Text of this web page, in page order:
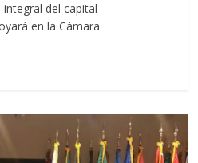
del capital
en la Cámara